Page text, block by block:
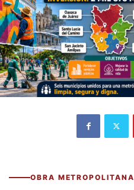
OBRA METROPOLITANA